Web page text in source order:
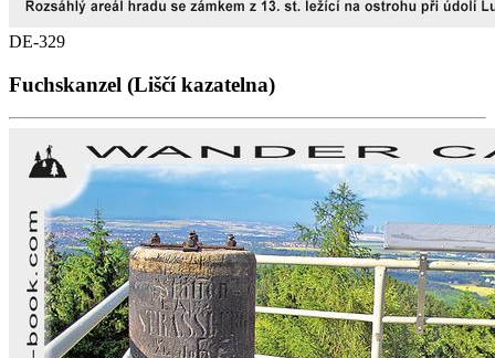
DE-329
Fuchskanzel (Liščí kazatelna)